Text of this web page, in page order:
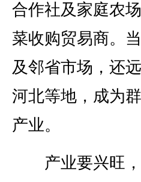
合作社及家庭农
菜收购贸易商。
及邻省市场，还
河北等地，成为
产业。
产业要兴旺，